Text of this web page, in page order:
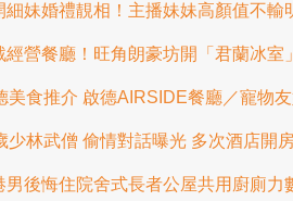
細妹婚禮靚相！主播妹妹高顏值不輸
經營餐廳！旺角朗豪坊開「君蘭冰室
美食推介 啟德AIRSIDE餐廳／寵物
少林武僧 偷情對話曝光 多次酒店開
男後悔住院舍式長者公屋共用廚廁力